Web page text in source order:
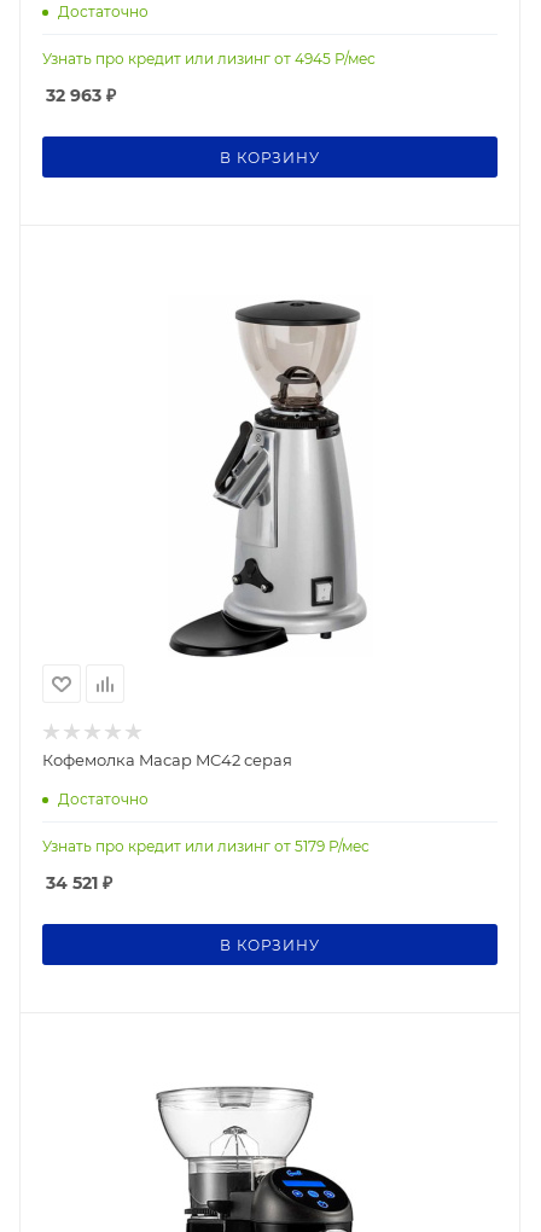
Достаточно
Узнать про кредит или лизинг от 4945 Р/мес
32 963 ₽
В КОРЗИНУ
Кофемолка Macap MC42 серая
Достаточно
Узнать про кредит или лизинг от 5179 Р/мес
34 521 ₽
В КОРЗИНУ